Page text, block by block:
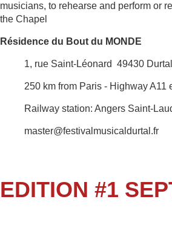
musicians, to rehearse and perform or
the Chapel
Résidence du Bout du MONDE
1, rue Saint-Léonard 49430
250 km from Paris - Highway A11
Railway station: Angers Saint-
master@festivalmusicaldurtal.fr
EDITION #1